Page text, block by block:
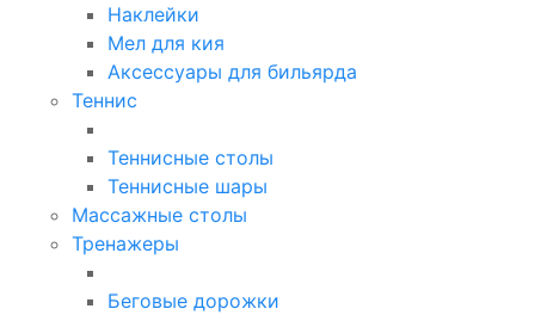
Наклейки
Мел для кия
Аксессуары для бильярда
Теннис
Теннисные столы
Теннисные шары
Массажные столы
Тренажеры
Беговые дорожки